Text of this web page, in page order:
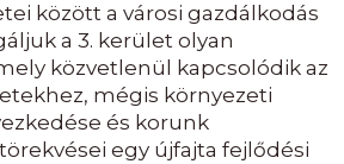
között a városi gazdálkodás
a 3. kerület olyan
közvetlenül kapcsolódik az
mégis környezeti
és korunk
egy újfajta fejlődési